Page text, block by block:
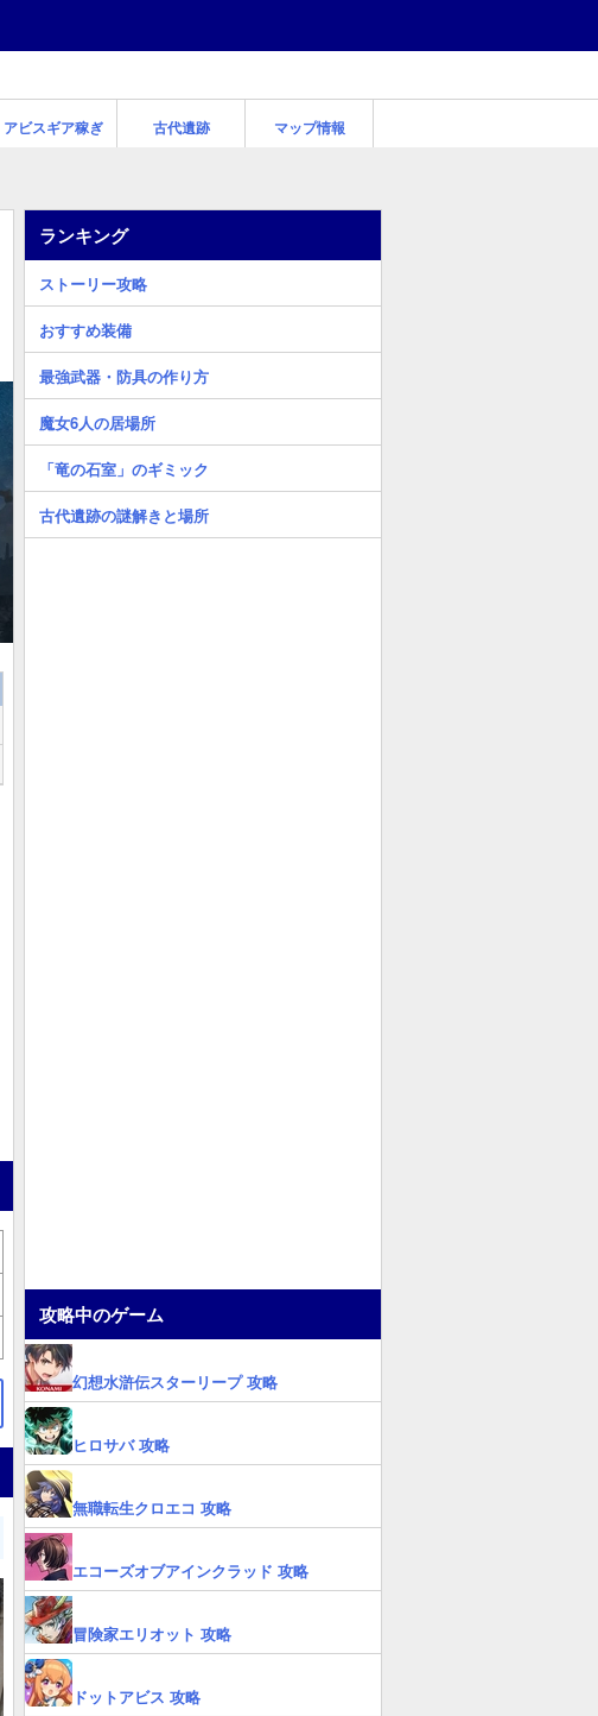
アビスギア稼ぎ 古代遺跡 マップ情報
ランキング
ストーリー攻略
おすすめ装備
最強武器・防具の作り方
魔女6人の居場所
「竜の石室」のギミック
古代遺跡の謎解きと場所
攻略中のゲーム
幻想水滸伝スターリープ 攻略
ヒロサバ 攻略
無職転生クロエコ 攻略
エコーズオブアインクラッド 攻略
冒険家エリオット 攻略
ドットアビス 攻略